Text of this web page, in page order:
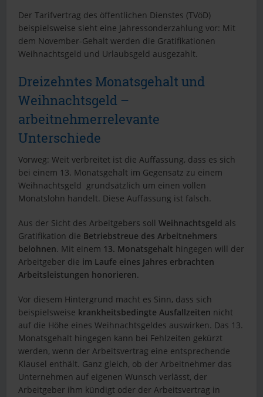
Der Tarifvertrag des öffentlichen Dienstes (TVöD)
beispielsweise sieht eine Jahressonderzahlung vor: Mit
dem November-Gehalt werden die Gratifikationen
Weihnachtsgeld und Urlaubsgeld ausgezahlt.
Dreizehntes Monatsgehalt und
Weihnachtsgeld –
arbeitnehmerrelevante
Unterschiede
Vorweg: Weit verbreitet ist die Auffassung, dass es sich
bei einem 13. Monatsgehalt im Gegensatz zu einem
Weihnachtsgeld grundsätzlich um einen vollen
Monatslohn handelt. Diese Auffassung ist falsch.
Aus der Sicht des Arbeitgebers sollWeihnachtsgeld als
Gratifikation die Betriebstreue des Arbeitnehmers
belohnen. Mit einem 13. Monatsgehalt hingegen will der
Arbeitgeber die im Laufe eines Jahres erbrachten
Arbeitsleistungen honorieren.
Vor diesem Hintergrund macht es Sinn, dass sich
beispielsweise krankheitsbedingte Ausfallzeiten nicht
auf die Höhe eines Weihnachtsgeldes auswirken. Das 13.
Monatsgehalt hingegen kann bei Fehlzeiten gekürzt
werden, wenn der Arbeitsvertrag eine entsprechende
Klausel enthält. Ganz gleich, ob der Arbeitnehmer das
Unternehmen auf eigenen Wunsch verlässt, der
Arbeitgeber ihm kündigt oder der Arbeitsvertrag in